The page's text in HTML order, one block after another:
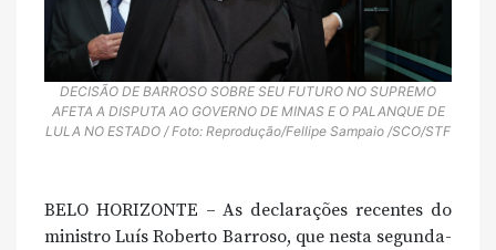
DECISÃO DE BARROSO SOBRE SEU FUTURO NO SUPREMO
AFETA A DISPUTA AO GOVERNO DE MINAS E O PALANQUE DE
LULA NO ESTADO / Foto: Reprodução/Fellipe Sampaio /SCO/STF
BELO HORIZONTE – As declarações recentes do
ministro Luís Roberto Barroso, que nesta segunda-